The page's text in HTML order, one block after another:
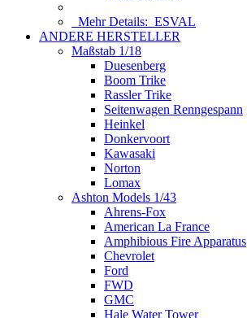
Mehr Details: ESVAL
ANDERE HERSTELLER
Maßstab 1/18
Duesenberg
Boom Trike
Rassler Trike
Seitenwagen Renngespann
Heinkel
Donkervoort
Kawasaki
Norton
Lomax
Ashton Models 1/43
Ahrens-Fox
American La France
Amphibious Fire Apparatus
Chevrolet
Ford
FWD
GMC
Hale Water Tower